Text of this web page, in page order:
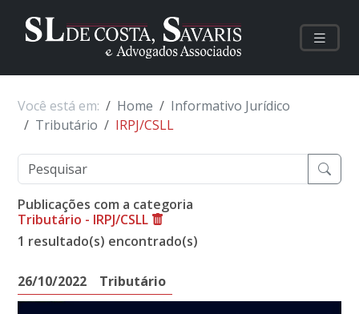
Você está em: Home
Informativo Jurídico
Tributário
IRPJ/CSLL
Publicações com a categoria
Tributário - IRPJ/CSLL
1 resultado(s) encontrado(s)
26/10/2022 Tributário